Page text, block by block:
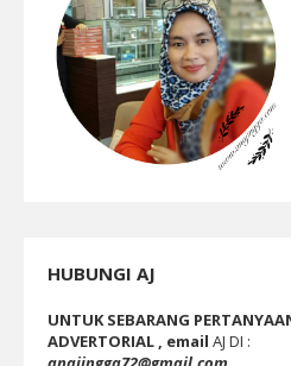
HUBUNGI AJ
UNTUK SEBARANG
ADVERTORIAL , email AJ DI :